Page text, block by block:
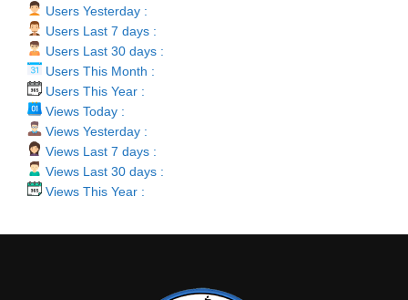
Users Yesterday :
Users Last 7 days :
Users Last 30 days :
Users This Month :
Users This Year :
Views Today :
Views Yesterday :
Views Last 7 days :
Views Last 30 days :
Views This Year :